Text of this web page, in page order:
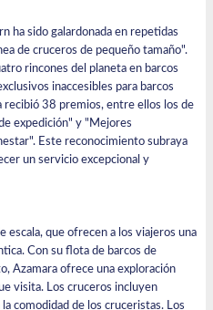
ha sido galardonada en repetidas
de cruceros de pequeño tamaño".
rincones del planeta en barcos
inaccesibles para barcos
recibió 38 premios, entre ellos los de
expedición" y "Mejores
Este reconocimiento subraya
un servicio excepcional y
escala, que ofrecen a los viajeros una
Con su flota de barcos de
Azamara ofrece una exploración
visita. Los cruceros incluyen
comodidad de los cruceristas. Los